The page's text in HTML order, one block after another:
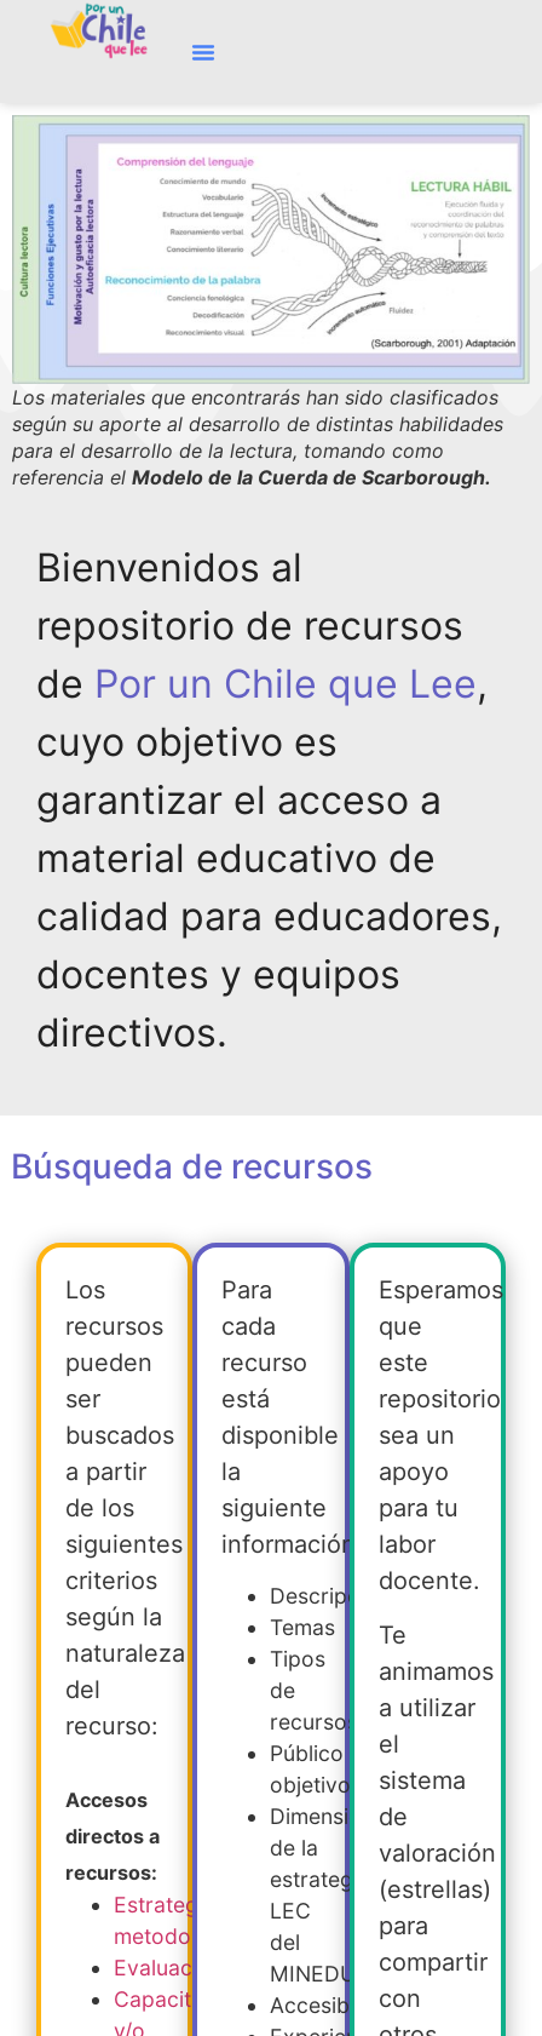
Bienvenidos al
repositorio de recursos
de Por un Chile que Lee,
cuyo objetivo es
garantizar el acceso a
material educativo de
calidad para educadores,
docentes y equipos
directivos.
Los materiales que encontrarás han sido clasificados
según su aporte al desarrollo de distintas habilidades
para el desarrollo de la lectura, tomando como
referencia el Modelo de la Cuerda de Scarborough.
Búsqueda de recursos
Los
recursos
pueden
ser
buscados
a partir
de los
siguientes
criterios
según la
naturaleza
del
recurso:
Accesos
directos a
recursos:
Estrategia
metodológica
Evaluación
Capacitación
y/o
Para
cada
recurso
está
disponible
la
siguiente
información:
Descripción
Temas
Tipos
de
recursos
Público
objetivo
Dimensiones
de la
estrategia
LEC
del
MINEDUC
Accesibilidad
Esperamos
que
este
repositorio
sea un
apoyo
para tu
labor
docente.
Te
animamos
a utilizar
el
sistema
de
valoración
(estrellas)
para
compartir
con